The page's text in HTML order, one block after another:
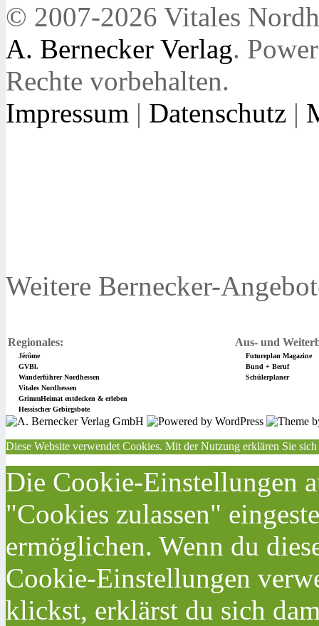
© 2007-2026 Vitales
A. Bernecker Verlag.
Rechte vorbehalten.
Impressum | Datenschutz |
Weitere Bernecker-
Regionales: Aus- und
Jérôme
Futureplan Magazine
GVBl.
Bund + Beruf
Wanderführer Nordhessen
Schülerplaner
Vitales Nordhessen
GrimmHeimat entdecken & erleben
Hessischer Gebirgsbote
Diese Website verwendet Cookies. Mit der Nutzung erklären Sie
Die Cookie-Einstellungen
"Cookies zulassen"
ermöglichen. Wenn du
Cookie-Einstellungen
klickst, erklärst du sich